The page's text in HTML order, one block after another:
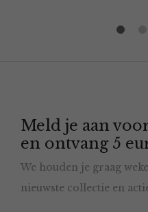
Meld je aan
en ontvang 5
We houden je graag
nieuwste collectie en